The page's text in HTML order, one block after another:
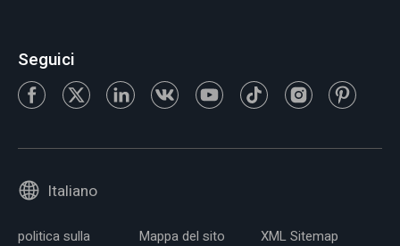
Seguici
Italiano
politica sulla Mappa del sito XML Sitemap